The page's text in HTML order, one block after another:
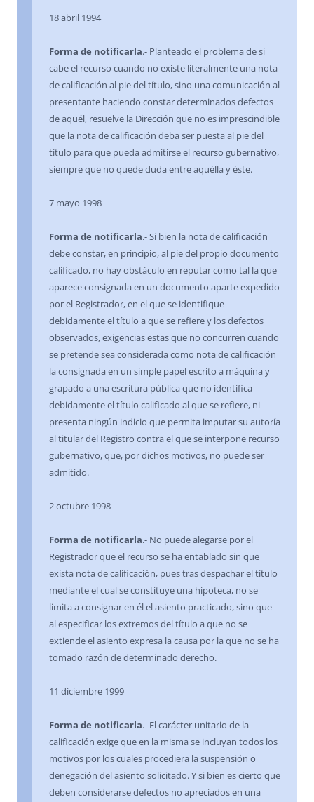
18 abril 1994
Forma de notificarla.- Planteado el problema de si
cabe el recurso cuando no existe literalmente una nota
de calificación al pie del título, sino una comunicación al
presentante haciendo constar determinados defectos
de aquél, resuelve la Dirección que no es imprescindible
que la nota de calificación deba ser puesta al pie del
título para que pueda admitirse el recurso gubernativo,
siempre que no quede duda entre aquélla y éste.
7 mayo 1998
Forma de notificarla.- Si bien la nota de calificación
debe constar, en principio, al pie del propio documento
calificado, no hay obstáculo en reputar como tal la que
aparece consignada en un documento aparte expedido
por el Registrador, en el que se identifique
debidamente el título a que se refiere y los defectos
observados, exigencias estas que no concurren cuando
se pretende sea considerada como nota de calificación
la consignada en un simple papel escrito a máquina y
grapado a una escritura pública que no identifica
debidamente el título calificado al que se refiere, ni
presenta ningún indicio que permita imputar su autoría
al titular del Registro contra el que se interpone recurso
gubernativo, que, por dichos motivos, no puede ser
admitido.
2 octubre 1998
Forma de notificarla.- No puede alegarse por el
Registrador que el recurso se ha entablado sin que
exista nota de calificación, pues tras despachar el título
mediante el cual se constituye una hipoteca, no se
limita a consignar en él el asiento practicado, sino que
al especificar los extremos del título a que no se
extiende el asiento expresa la causa por la que no se ha
tomado razón de determinado derecho.
11 diciembre 1999
Forma de notificarla.- El carácter unitario de la
calificación exige que en la misma se incluyan todos los
motivos por los cuales procediera la suspensión o
denegación del asiento solicitado. Y si bien es cierto que
deben considerarse defectos no apreciados en una